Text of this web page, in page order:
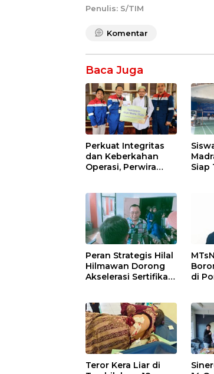
Penulis: S/TIM
Komentar
Baca Juga
Perkuat Integritas
dan Keberkahan
Operasi, Perwira
Siap
Peran Strategis Hilal
Hilmawan Dorong
Akselerasi Sertifikasi
Kemiskinan di
Indramayu
di
Teror Kera Liar di